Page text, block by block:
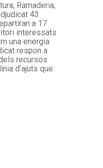
Ramaderia,
43
a 17
interessats
una energia
respon a
recursos
d’ajuts que